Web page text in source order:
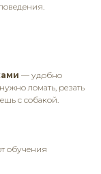
— удобно
ломать, резать
с собакой.
обучения